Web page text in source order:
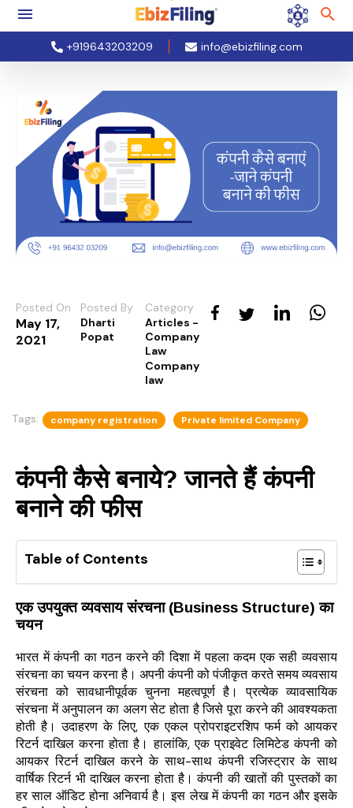
+919643203209 info@ebizfiling.com
Posted On
May 17,
2021
Posted By
Dharti
Popat
Category
Articles -
Company
Law
Company
law
Tags: company registration Private limited Company
कंपनी कैसे बनाये? जानते हैं कंपनी
बनाने की फीस
Table of Contents
एक उपयुक्त व्यवसाय संरचना (Business Structure)का
चयन
भारत में कंपनी का गठन करने की दिशा में पहला कदम एक सही व्यवसाय
संरचना का चयन करना है। अपनी कंपनी को पंजीकृत करते समय व्यवसाय
संरचना को सावधानीपूर्वक चुनना महत्वपूर्ण है। प्रत्येक व्यावसायिक
संरचना में अनुपालन का अलग सेट होता है जिसे पूरा करने की आवश्यकता
होती है। उदाहरण के लिए, एक एकल प्रोपराइटरशिप फर्म को आयकर
रिटर्न दाखिल करना होता है। हालांकि, एक प्राइवेट लिमिटेड कंपनी को
आयकर रिटर्न दाखिल करने के साथ-साथ कंपनी रजिस्ट्रार के साथ
वार्षिक रिटर्न भी दाखिल करना होता है। कंपनी की खातों की पुस्तकों का
हर साल ऑडिट होना अनिवार्य है। इस लेख में कंपनी का गठन और इसके